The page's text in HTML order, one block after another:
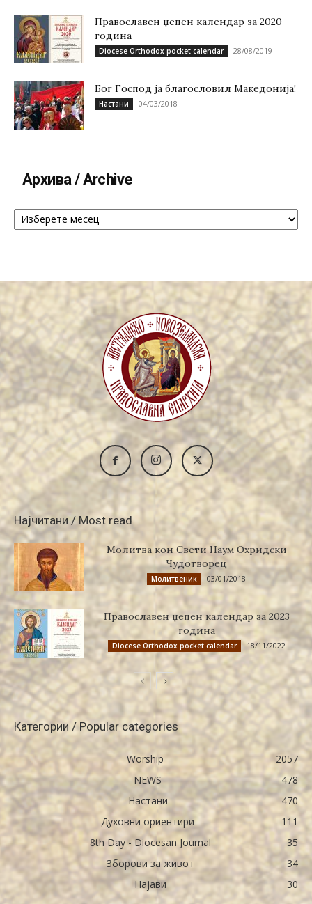
Православен џепен календар за 2020
година
Diocese Orthodox pocket calendar 28/08/2019
Бог Господ ја благословил Македонија!
Настани 04/03/2018
Архива / Archive
Архива
Најчитани / Most read
Молитва кон Свети Наум Охридски
Чудотворец
Молитвеник 03/01/2018
Православен џепен календар за 2023
година
Diocese Orthodox pocket calendar 18/11/2022
Категории / Popular categories
Worship
2057
NEWS
478
Настани
470
Духовни ориентири
111
8th Day - Diocesan Journal
35
Зборови за живот
34
Најави
30